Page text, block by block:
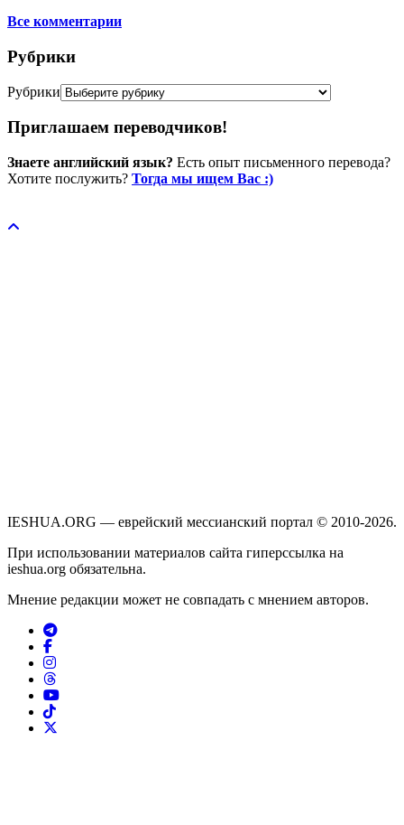
Все комментарии
Рубрики
Рубрики
Приглашаем переводчиков!
Знаете английский язык? Есть опыт письменного перевода?
Хотите послужить? Тогда мы ищем Вас :)
IESHUA.ORG — еврейский мессианский портал © 2010-2026.
При использовании материалов сайта гиперссылка на
ieshua.org обязательна.
Мнение редакции может не совпадать с мнением авторов.